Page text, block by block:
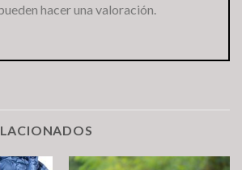
hacer una valoración.